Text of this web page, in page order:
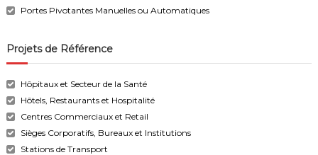
Portes Pivotantes Manuelles ou Automatiques
Projets de Référence
Hôpitaux et Secteur de la Santé
Hôtels, Restaurants et Hospitalité
Centres Commerciaux et Retail
Sièges Corporatifs, Bureaux et Institutions
Stations de Transport